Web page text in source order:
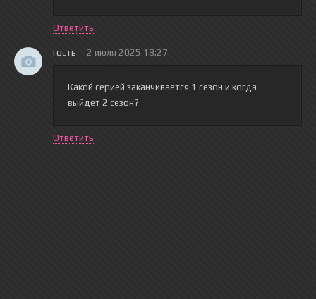
Ответить
гость 2 июля 2025 18:27
Какой серией заканчивается 1 сезон и когда
выйдет 2 сезон?
Ответить